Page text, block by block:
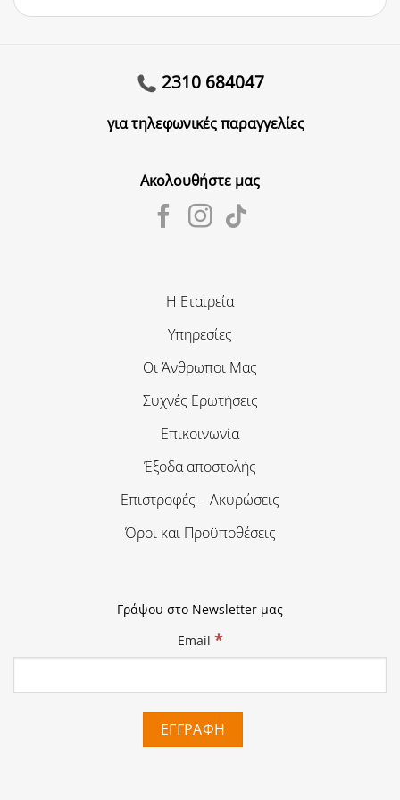
2310 684047
για τηλεφωνικές παραγγελίες
Ακολουθήστε μας
Η Εταιρεία
Υπηρεσίες
Οι Άνθρωποι Μας
Συχνές Ερωτήσεις
Επικοινωνία
Έξοδα αποστολής
Επιστροφές – Ακυρώσεις
Όροι και Προϋποθέσεις
Γράψου στο Newsletter μας
Email *